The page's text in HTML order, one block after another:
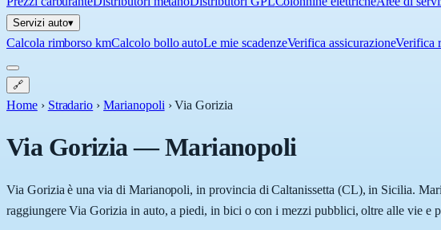
Servizi auto▾
Calcola rimborso kmCalcolo bollo autoLe mie scadenzeVerifica assicurazioneVerifica
🔗
Home › Stradario › Marianopoli ›Via Gorizia
Via Gorizia—Marianopoli
Via Gorizia è una via di Marianopoli, in provincia di Caltanissetta (CL), in Sicilia.
raggiungere Via Gorizia in auto, a piedi, in bici o con i mezzi pubblici, oltre alle vie e